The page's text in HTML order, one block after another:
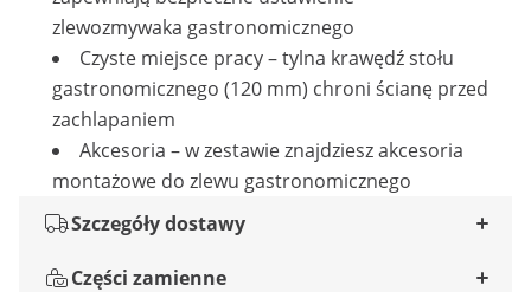
zlewozmywaka gastronomicznego
Czyste miejsce pracy – tylna krawędź stołu
gastronomicznego (120 mm) chroni ścianę przed
zachlapaniem
Akcesoria – w zestawie znajdziesz akcesoria
montażowe do zlewu gastronomicznego
Szczegóły dostawy
Części zamienne